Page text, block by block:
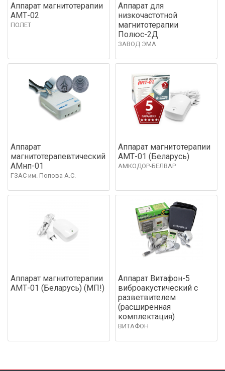
Аппарат магнитотерапии
АМТ-02
ПОЛЕТ
Аппарат для
низкочастотной
магнитотерапии
Полюс-2Д
ЗАВОД ЭМА
Аппарат
магнитотерапевтический
АМнп-01
ГЗАС им. Попова А.С.
Аппарат магнитотерапии
АМТ-01 (Беларусь)
АМКОДОР-БЕЛВАР
Аппарат магнитотерапии
АМТ-01 (Беларусь) (МП!)
Аппарат Витафон-5
виброакустический с
разветвителем
(расширенная
комплектация)
ВИТАФОН